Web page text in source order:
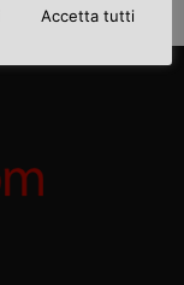
Accetta tutti